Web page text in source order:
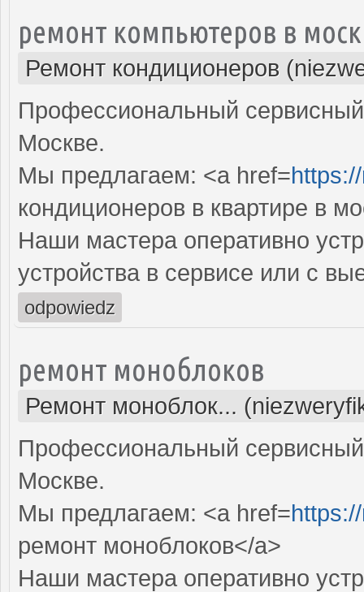
ремонт компьютеров в
Ремонт кондиционеров
Профессиональный
Москве.
Мы предлагаем: <a href=
кондиционеров в квартире в
Наши мастера оперативно
устройства в сервисе или с
odpowiedz
ремонт моноблоков
Ремонт моноблок...
Профессиональный
Москве.
Мы предлагаем: <a href=
ремонт моноблоков</a>
Наши мастера оперативно